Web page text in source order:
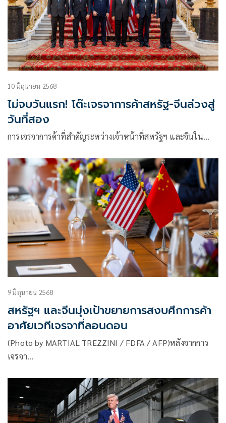
10 มิถุนายน 2568
ไม่จบวันแรก! โต๊ะเจรจาการค้าสหรัฐ-จีนล่วงสู่
วันที่สอง
การเจรจาการค้าที่สำคัญระหว่างเจ้าหน้าที่สหรัฐฯ และจีนใน…
9 มิถุนายน 2568
สหรัฐฯ และจีนมุ่งเป้าขยายการสงบศึกการค้า
อาศัยเวทีเจรจาที่ลอนดอน
(Photo by MARTIAL TREZZINI / FDFA / AFP)หลังจากการ
เจรจา…